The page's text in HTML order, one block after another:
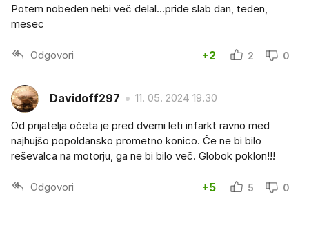
Potem nobeden nebi več delal...pride slab dan, teden,
mesec
Odgovori +2 2 0
Davidoff297 11. 05. 2024 19.30
Od prijatelja očeta je pred dvemi leti infarkt ravno med
najhujšo popoldansko prometno konico. Če ne bi bilo
reševalca na motorju, ga ne bi bilo več. Globok poklon!!!
Odgovori +5 5 0